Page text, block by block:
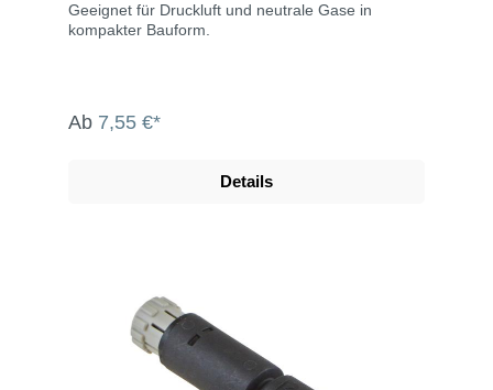
Geeignet für Druckluft und neutrale Gase in
kompakter Bauform.
Ab 7,55 €*
Details